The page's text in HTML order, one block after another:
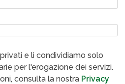
e li condividiamo solo
per l'erogazione dei servizi.
consulta la nostra Privacy